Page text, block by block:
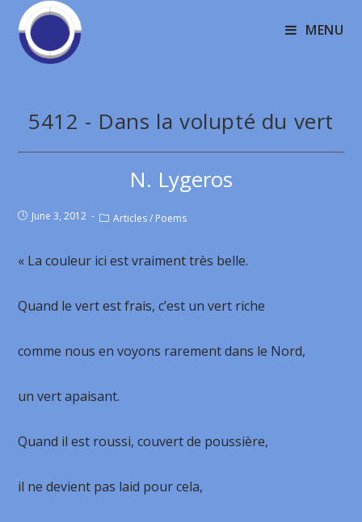
MENU
5412 - Dans la volupté du vert
N. Lygeros
June 3, 2012 Articles / Poems
« La couleur ici est vraiment très belle.
Quand le vert est frais, c’est un vert riche
comme nous en voyons rarement dans le Nord,
un vert apaisant.
Quand il est roussi, couvert de poussière,
il ne devient pas laid pour cela,